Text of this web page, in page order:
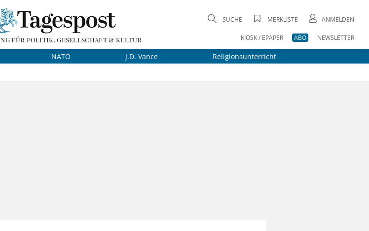
FÜR POLITIK, GESELLSCHAFT & KULTUR
SUCHE MERKLISTE ANMELDEN
KIOSK / EPAPER ABO NEWSLETTER
NATO J.D. Vance Religionsunterricht